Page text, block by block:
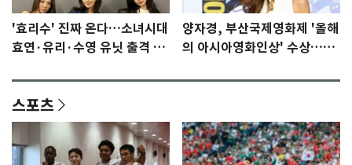
'효리수' 진짜 온다…소녀시대
효연·유리·수영 유닛 출격 [N
양자경, 부산국제영화제 '올해
의 아시아영화인상' 수상…15
스포츠